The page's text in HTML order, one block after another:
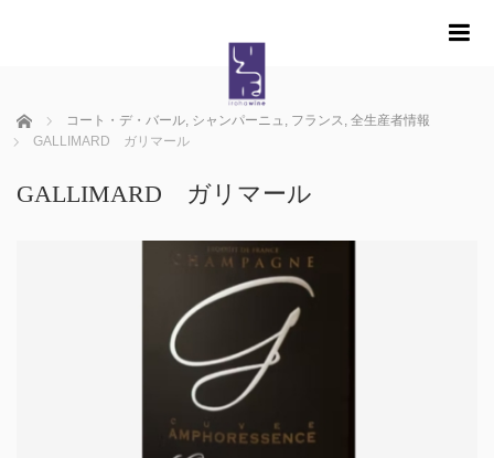
ホーム コート・デ・バール, シャンパーニュ , フランス, 全生産者情報
GALLIMARD ガリマール
GALLIMARD ガリマール